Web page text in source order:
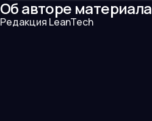
Об авторе материала
Редакция LeanTech